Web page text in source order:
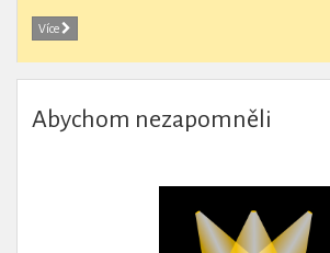
Více
Abychom nezapomněli